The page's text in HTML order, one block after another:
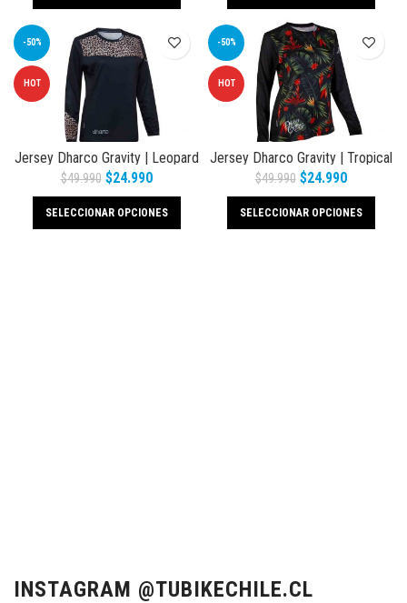
-50%
HOT
Jersey Dharco Gravity | Leopard
Mujer
$49.990 $24.990
SELECCIONAR OPCIONES
-50%
HOT
Jersey Dharco Gravity | Tropical
DH Mujer
$49.990 $24.990
SELECCIONAR OPCIONES
INSTAGRAM @TUBIKECHILE.CL